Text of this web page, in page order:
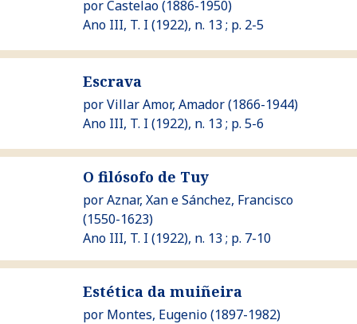
porCastelao(1886-1950)
Ano III, T. I (1922), n. 13 ; p. 2-5
Escrava
porVillar Amor, Amador(1866-1944)
Ano III, T. I (1922), n. 13 ; p. 5-6
Ver O filósofo de TuyO filósofo de Tuy
porAznar, XaneSánchez, Francisco
(1550-1623)
Ano III, T. I (1922), n. 13 ; p. 7-10
Ver Estética da muiñeira
Estética da muiñeira
por Montes, Eugenio(1897-1982)